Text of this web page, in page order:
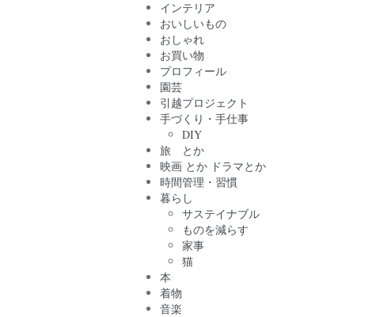
インテリア
おいしいもの
おしゃれ
お買い物
プロフィール
園芸
引越プロジェクト
手づくり・手仕事
DIY
旅 とか
映画 とか ドラマとか
時間管理・習慣
暮らし
サステイナブル
ものを減らす
家事
猫
本
着物
音楽